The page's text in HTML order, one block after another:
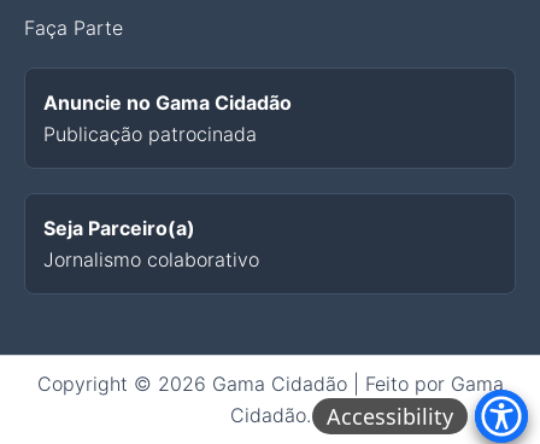
Faça Parte
Anuncie no Gama Cidadão
Publicação patrocinada
Seja Parceiro(a)
Jornalismo colaborativo
Copyright © 2026 Gama Cidadão | Feito por Gama
Cidadão.